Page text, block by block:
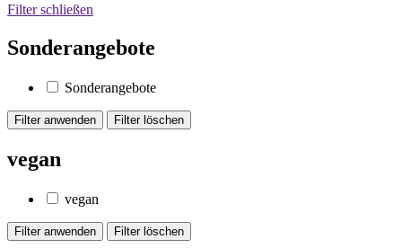
Filter schließen
Sonderangebote
Sonderangebote
vegan
vegan